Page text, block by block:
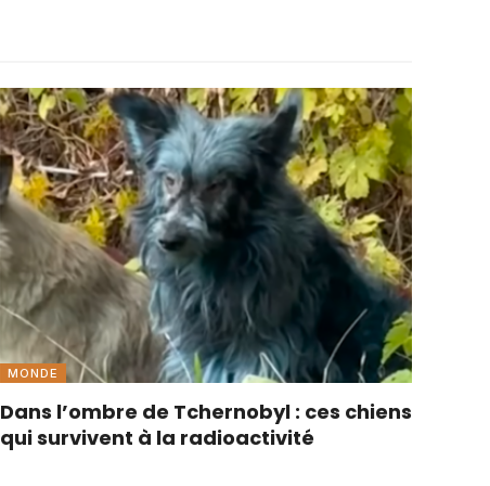
MONDE
Dans l’ombre de Tchernobyl : ces chiens
qui survivent à la radioactivité